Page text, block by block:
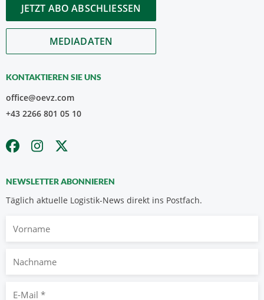
JETZT ABO ABSCHLIESSEN
MEDIADATEN
KONTAKTIEREN SIE UNS
office@oevz.com
+43 2266 801 05 10
NEWSLETTER ABONNIEREN
Täglich aktuelle Logistik-News direkt ins Postfach.
Nachname